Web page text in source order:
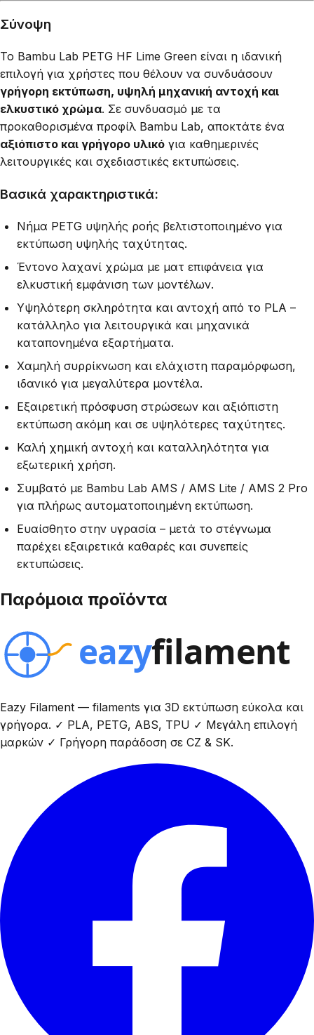
Σύνοψη
Το Bambu Lab PETG HF Lime Green είναι η ιδανική
επιλογή για χρήστες που θέλουν να συνδυάσουν
γρήγορη εκτύπωση, υψηλή μηχανική αντοχή και
ελκυστικό χρώμα. Σε συνδυασμό με τα
προκαθορισμένα προφίλ Bambu Lab, αποκτάτε ένα
αξιόπιστο και γρήγορο υλικό για καθημερινές
λειτουργικές και σχεδιαστικές εκτυπώσεις.
Βασικά χαρακτηριστικά:
Νήμα PETG υψηλής ροής βελτιστοποιημένο για
εκτύπωση υψηλής ταχύτητας.
Έντονο λαχανί χρώμα με ματ επιφάνεια για
ελκυστική εμφάνιση των μοντέλων.
Υψηλότερη σκληρότητα και αντοχή από το PLA –
κατάλληλο για λειτουργικά και μηχανικά
καταπονημένα εξαρτήματα.
Χαμηλή συρρίκνωση και ελάχιστη παραμόρφωση,
ιδανικό για μεγαλύτερα μοντέλα.
Εξαιρετική πρόσφυση στρώσεων και αξιόπιστη
εκτύπωση ακόμη και σε υψηλότερες ταχύτητες.
Καλή χημική αντοχή και καταλληλότητα για
εξωτερική χρήση.
Συμβατό με Bambu Lab AMS / AMS Lite / AMS 2 Pro
για πλήρως αυτοματοποιημένη εκτύπωση.
Ευαίσθητο στην υγρασία – μετά το στέγνωμα
παρέχει εξαιρετικά καθαρές και συνεπείς
εκτυπώσεις.
Παρόμοια προϊόντα
Eazy Filament — filaments για 3D εκτύπωση εύκολα και
γρήγορα. ✓ PLA, PETG, ABS, TPU ✓ Μεγάλη επιλογή
μαρκών ✓ Γρήγορη παράδοση σε CZ & SK.